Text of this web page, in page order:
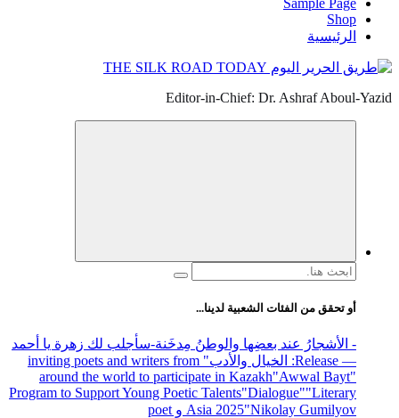
Sample Page
Shop
الرئيسية
Editor-in-Chief: Dr. Ashraf Aboul-Yazid
البحث
أو تحقق من الفئات الشعبية لدينا...
- الأشجارُ عند بعضِها والوطنُ مِدخَنة-سأجلب لك زهرة يا أحمد
— Release
: الخيال والأدب
" inviting poets and writers from
around the world to participate in Kazakh"Awwal Bayt"
Program to Support Young Poetic Talents"Dialogue""Literary
Asia 2025"Nikolay Gumilyov و poet